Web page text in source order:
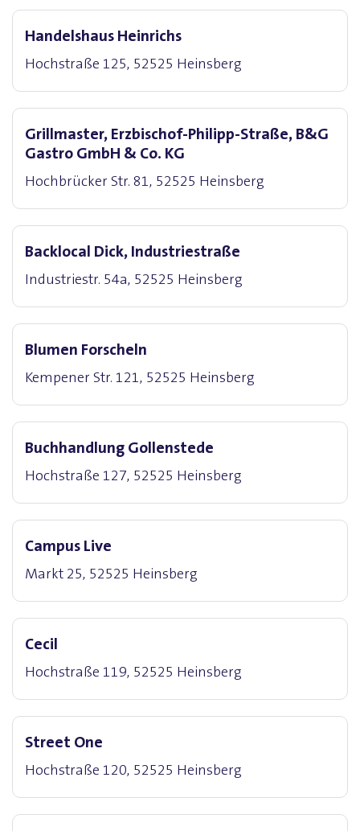
Handelshaus Heinrichs
Hochstraße 125, 52525 Heinsberg
Grillmaster, Erzbischof-Philipp-Straße, B&G
Gastro GmbH & Co. KG
Hochbrücker Str. 81, 52525 Heinsberg
Backlocal Dick, Industriestraße
Industriestr. 54a, 52525 Heinsberg
Blumen Forscheln
Kempener Str. 121, 52525 Heinsberg
Buchhandlung Gollenstede
Hochstraße 127, 52525 Heinsberg
Campus Live
Markt 25, 52525 Heinsberg
Cecil
Hochstraße 119, 52525 Heinsberg
Street One
Hochstraße 120, 52525 Heinsberg